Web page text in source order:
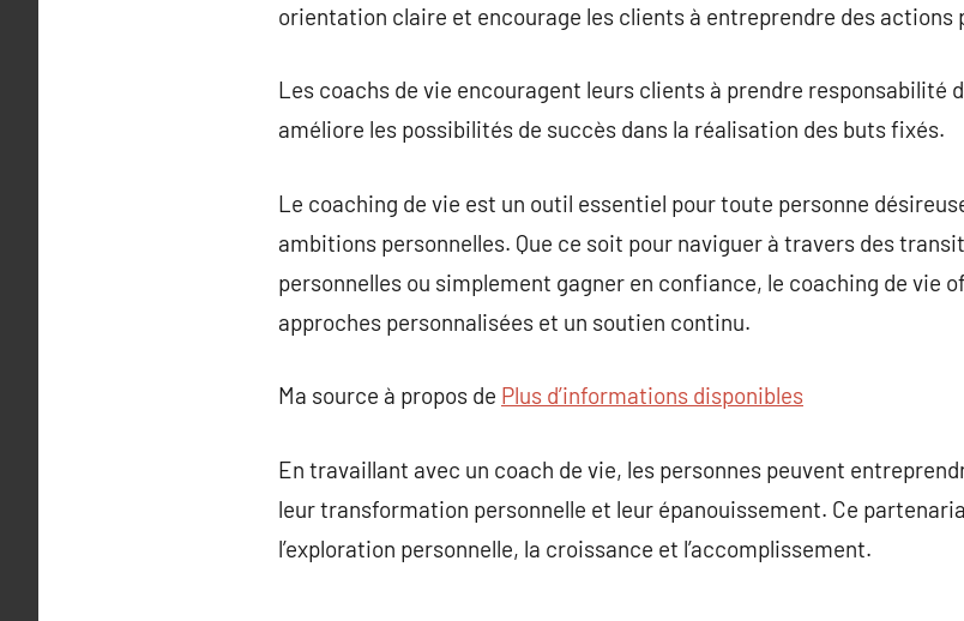
orientation claire et encourage les clients à entreprendre des actions
Les coachs de vie encouragent leurs clients à prendre responsabilité
améliore les possibilités de succès dans la réalisation des buts fixés.
Le coaching de vie est un outil essentiel pour toute personne
ambitions personnelles. Que ce soit pour naviguer à travers des
personnelles ou simplement gagner en confiance, le coaching de vie
approches personnalisées et un soutien continu.
Ma source à propos de Plus d’informations disponibles
En travaillant avec un coach de vie, les personnes peuvent
leur transformation personnelle et leur épanouissement. Ce
l’exploration personnelle, la croissance et l’accomplissement.